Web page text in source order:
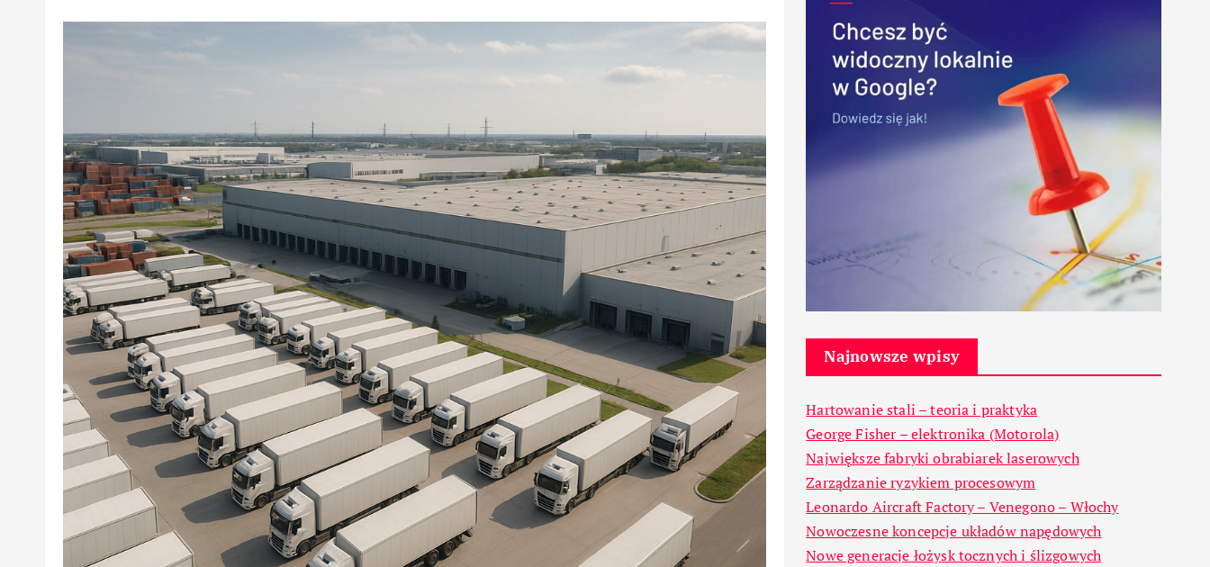
Najnowsze wpisy
Hartowanie stali – teoria i praktyka
George Fisher – elektronika (Motorola)
Największe fabryki obrabiarek laserowych
Zarządzanie ryzykiem procesowym
Leonardo Aircraft Factory – Venegono – Włochy
Nowoczesne koncepcje układów napędowych
Nowe generacje łożysk tocznych i ślizgowych